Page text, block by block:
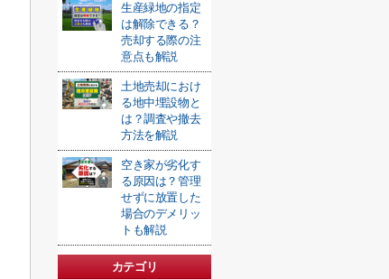
生産緑地の指定
は解除できる？
売却する際の注
意点も解説
土地売却におけ
る地中埋設物と
は？調査や撤去
方法を解説
空き家が劣化す
る原因は？管理
せずに放置した
場合のデメリッ
トも解説
カテゴリ